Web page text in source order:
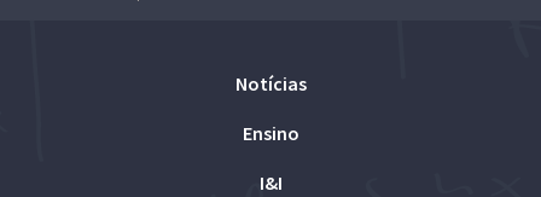
Notícias
Ensino
I&I